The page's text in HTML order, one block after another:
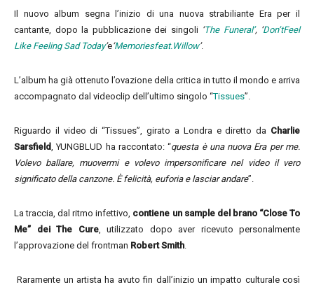
Il nuovo album segna l’inizio di una nuova strabiliante Era per il
cantante, dopo la pubblicazione dei singoli ‘The Funeral’, ‘Don’tFeel
Like Feeling Sad Today’e‘Memoriesfeat.Willow’.
L’album ha già ottenuto l’ovazione della critica in tutto il mondo e arriva
accompagnato dal videoclip dell’ultimo singolo “Tissues”.
Riguardo il video di “Tissues”, girato a Londra e diretto da Charlie
Sarsfield, YUNGBLUD ha raccontato: “questa è una nuova Era per me.
Volevo ballare, muovermi e volevo impersonificare nel video il vero
significato della canzone. È felicità, euforia e lasciar andare”.
La traccia, dal ritmo infettivo, contiene un sample del brano “Close To
Me” dei The Cure, utilizzato dopo aver ricevuto personalmente
l’approvazione del frontman Robert Smith.
Raramente un artista ha avuto fin dall’inizio un impatto culturale così